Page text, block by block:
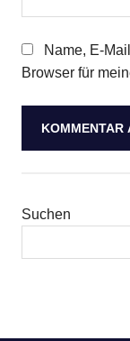
Name, E-
Browser für
Suchen